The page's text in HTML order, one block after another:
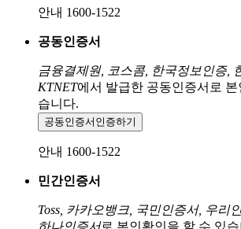
안내 1600-1522
공동인증서
금융결제원, 코스콤, 한국정보인증,
KTNET에서 발급한 공동인증서로 본
습니다.
공동인증서 인증하기
안내 1600-1522
민간인증서
Toss, 카카오뱅크, 국민인증서, 우리